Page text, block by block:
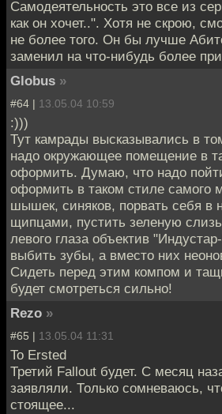
Самодеятельность это все из
как он хочет..". Хотя не скрою,
не более того. Он бы лучше
заменил на что-нибудь более
Globus »
#64 | 13.05.04 10:59
:)))
Тут камрады высказывались в
надо окружающее помещение в
оформить. Думаю, что надо
оформить в таком стиле самого
шышек, синяков, порвать себя в
щипцами, пустить зеленую
левого глаза объектив
выбить зубы, а вместо них
Сидеть перед этим компом и
будет смотреться сильно!
Rezo »
#65 | 13.05.04 11:31
To Ersted
Третий Fallout будет. С месяц
заявляли. Только сомневаюсь,
стоящее...